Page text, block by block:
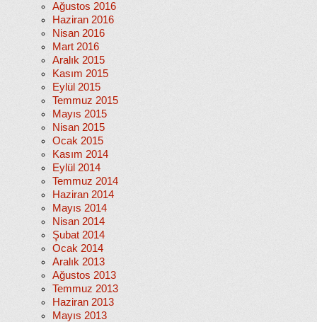
Ağustos 2016
Haziran 2016
Nisan 2016
Mart 2016
Aralık 2015
Kasım 2015
Eylül 2015
Temmuz 2015
Mayıs 2015
Nisan 2015
Ocak 2015
Kasım 2014
Eylül 2014
Temmuz 2014
Haziran 2014
Mayıs 2014
Nisan 2014
Şubat 2014
Ocak 2014
Aralık 2013
Ağustos 2013
Temmuz 2013
Haziran 2013
Mayıs 2013